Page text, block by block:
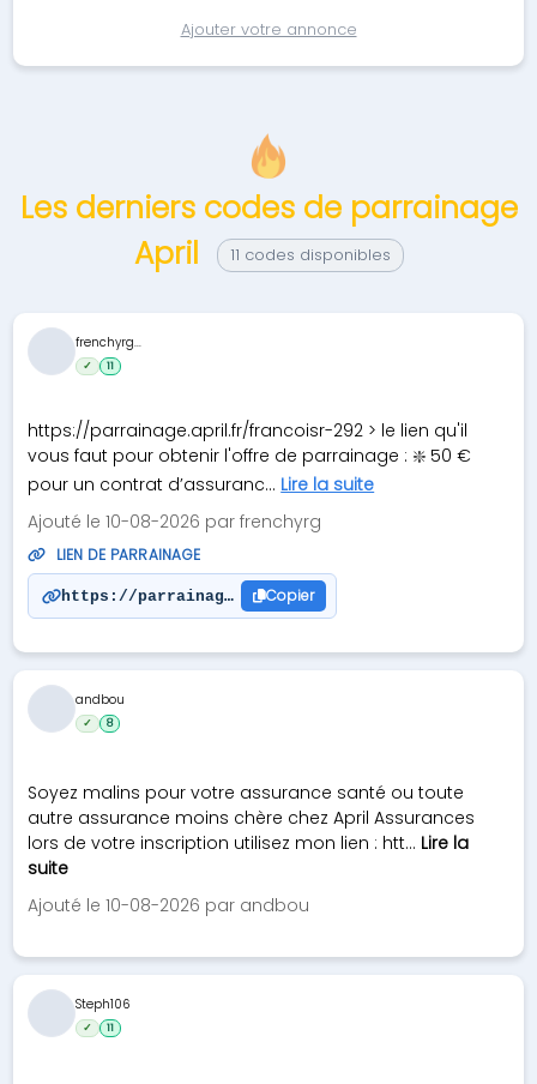
Ajouter votre annonce
Les derniers codes de parrainage
April
11 codes disponibles
https://parrainage.april.fr/francoisr-292 > le lien qu'il
vous faut pour obtenir l'offre de parrainage : ❇️ 50 €
pour un contrat d’assuranc... Lire la suite
Ajouté le 10-08-2026 par frenchyrg
LIEN DE PARRAINAGE
https://parrainage.april.fr/francoisr-292
Copier
frenchyrg...
✓ 11
Soyez malins pour votre assurance santé ou toute
autre assurance moins chère chez April Assurances
lors de votre inscription utilisez mon lien : htt... Lire la
suite
Ajouté le 10-08-2026 par andbou
andbou
✓ 8
Steph106
✓ 11